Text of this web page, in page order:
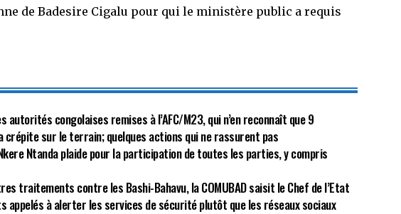
de Badesire Cigalu pour qui le ministère public a requis
autorités congolaises remises à l’AFC/M23, qui n’en reconnaît que 9
crépite sur le terrain; quelques actions qui ne rassurent pas
Ntanda plaide pour la participation de toutes les parties, y compris
traitements contre les Bashi-Bahavu, la COMUBAD saisit le Chef de l’Etat
appelés à alerter les services de sécurité plutôt que les réseaux sociaux